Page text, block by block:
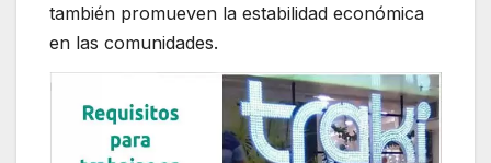
también promueven la estabilidad económica
en las comunidades.